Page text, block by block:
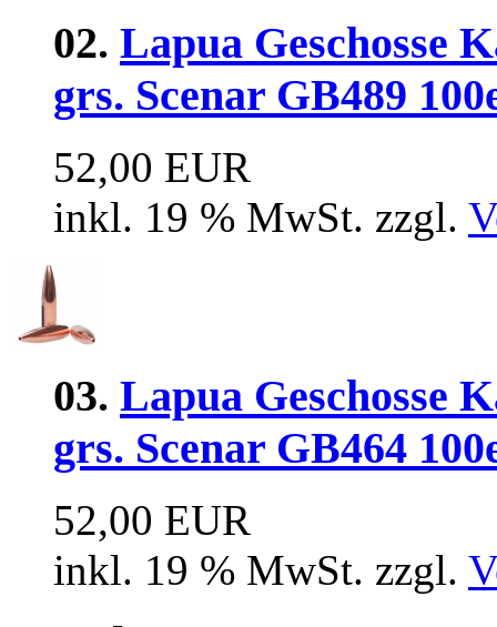
02. Lapua Geschosse
grs. Scenar GB489
52,00 EUR
inkl. 19 % MwSt. zzgl.
03. Lapua Geschosse
grs. Scenar GB464
52,00 EUR
inkl. 19 % MwSt. zzgl.